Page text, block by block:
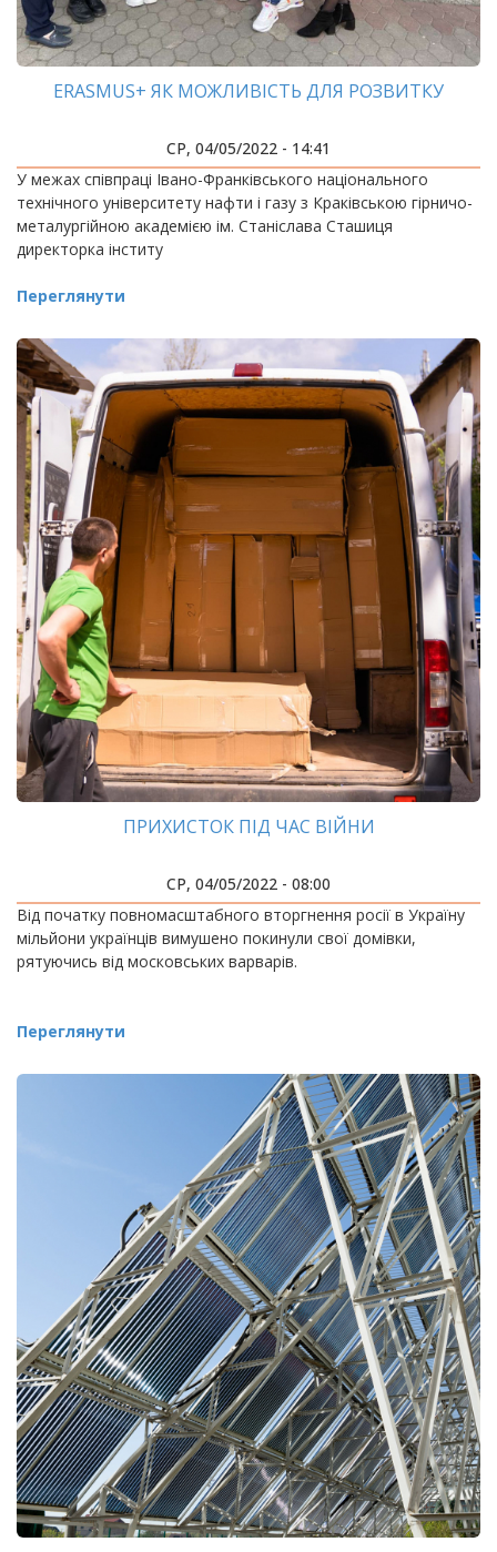
ERASMUS+ ЯК МОЖЛИВІСТЬ ДЛЯ РОЗВИТКУ
СР, 04/05/2022 - 14:41
У межах співпраці Івано-Франківського національного
технічного університету нафти і газу з Краківською гірничо-
металургійною академією ім. Станіслава Сташиця
директорка інститу
Переглянути
ПРИХИСТОК ПІД ЧАС ВІЙНИ
СР, 04/05/2022 - 08:00
Від початку повномасштабного вторгнення росії в Україну
мільйони українців вимушено покинули свої домівки,
рятуючись від московських варварів.
Переглянути